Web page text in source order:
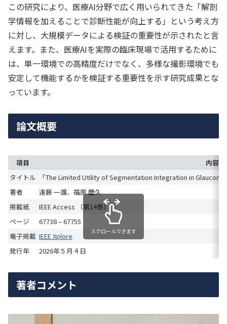
この研究により、医療AI分野で広く用いられてきた「解剖
学情報を加えることで診断性能が向上する」という考え方
に対し、大規模データによる検証の重要性が示されたと言
えます。また、医療AIを実際の臨床現場で活用するために
は、単一環境での高精度だけでなく、多様な撮影環境でも
安定して機能するかを検証する重要性を示す研究成果とな
っています。
論文概要
項目
内容
タイトル
「The Limited Utility of Segmentation Integration in
著者
遠藤 一護、福原 慶久
掲載紙
IEEE Access （第14巻）
ページ
67738 – 67755
電子掲載 IEEE Xplore
発行年
2026年５月４日
スクロールできます
著者コメント